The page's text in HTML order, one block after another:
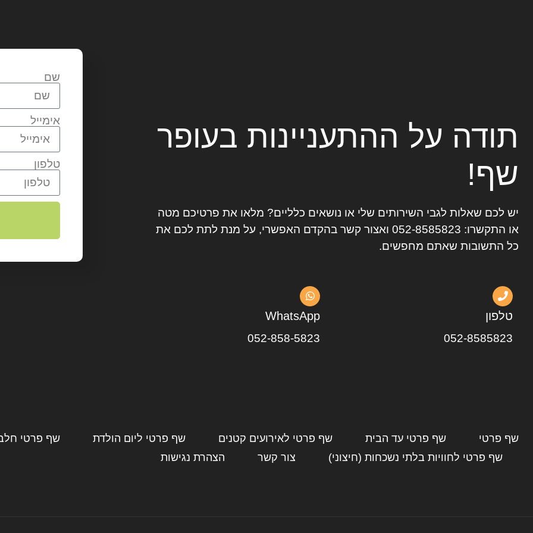
תודה על ההתעניינות בעופר
שף!
יש לכם שאלות לגבי השירותים שלי או נושאים כלליים? מלאו את פרטיכם מטה
או התקשרו: 052-8585823 ואצור קשר בהקדם האפשרי, על מנת לתת לכם את
כל התשובות שאתם מחפשים.
טלפון
052-8585823
WhatsApp
052-858-5823
שם
אימייל
טלפון
שף פרטי שף פרטי עד הבית שף פרטי לאירועים קטנים שף פרטי ליום הולדת שף פרטי
שף פרטי לחוויות בלתי נשכחות (חיצוני)
צור קשר הצהרת נגישות